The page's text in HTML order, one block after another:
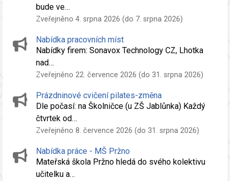
bude ve…
Zveřejněno 4. srpna 2026 (do 7. srpna 2026)
Nabídka pracovních míst
Nabídky firem: Sonavox Technology CZ, Lhotka
nad…
Zveřejněno 22. července 2026 (do 31. srpna 2026)
Prázdninové cvičení pilates-změna
Dle počasí: na Školničce (u ZŠ Jablůnka) Každý
čtvrtek od…
Zveřejněno 8. července 2026 (do 31. srpna 2026)
Nabídka práce - MŠ Pržno
Mateřská škola Pržno hledá do svého kolektivu
učitelku a…